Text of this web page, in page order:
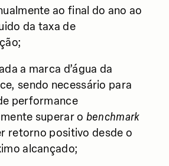
ao final do ano ao
da taxa de
a marca d’água da
sendo necessário para
performance
superar o benchmark
retorno positivo desde o
alcançado;